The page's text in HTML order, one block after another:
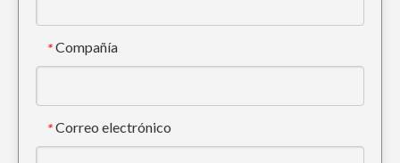
* Compañía
* Correo electrónico